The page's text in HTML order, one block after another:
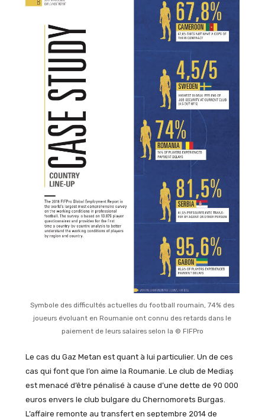
Symbole des difficultés actuelles du football roumain, 74% des
joueurs évoluant en Roumanie ont connu des retards dans le
paiement de leurs salaires selon la © FIFPro
Le cas du Gaz Metan est quant à lui particulier. Un de ces
cas qui font que l’on aime la Roumanie. Le club de Mediaș
est menacé d’être pénalisé à cause d’une dette de 90 000
euros envers le club bulgare du Chernomorets Burgas.
L’affaire remonte au transfert en septembre 2014 de